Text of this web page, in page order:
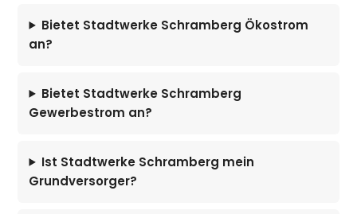
Bietet Stadtwerke Schramberg Ökostrom
an?
Bietet Stadtwerke Schramberg
Gewerbestrom an?
Ist Stadtwerke Schramberg mein
Grundversorger?